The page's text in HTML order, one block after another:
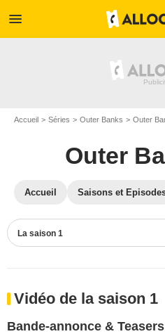
menu
Accueil Séries Outer Banks Outer
Outer
Accueil Saisons et
La saison 1
Vidéo de la saison 1
Bande-annonce & Teasers